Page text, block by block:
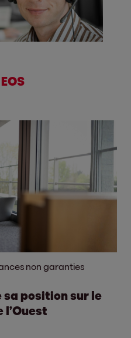
non garanties
sa position sur le
l’Ouest